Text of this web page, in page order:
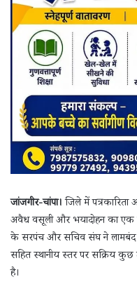
जांजगीर-चांपा।जिले में
अवैध वसूली और भयादोहन का एक
के सरपंच और सचिव संघ ने लामबंद
सहित स्थानीय स्तर पर सक्रिय कुछ
है।